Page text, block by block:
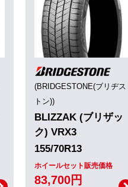
(BRIDGESTONE(ブリヂス
トン))
BLIZZAK (ブリザッ
ク) VRX3
155/70R13
ホイールセット販売価格
83,700円